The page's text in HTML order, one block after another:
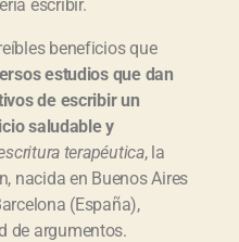
escribir.
beneficios que
estudios que dan
de escribir un
saludable y
terapéutica, la
nacida en Buenos Aires
(España),
de argumentos.